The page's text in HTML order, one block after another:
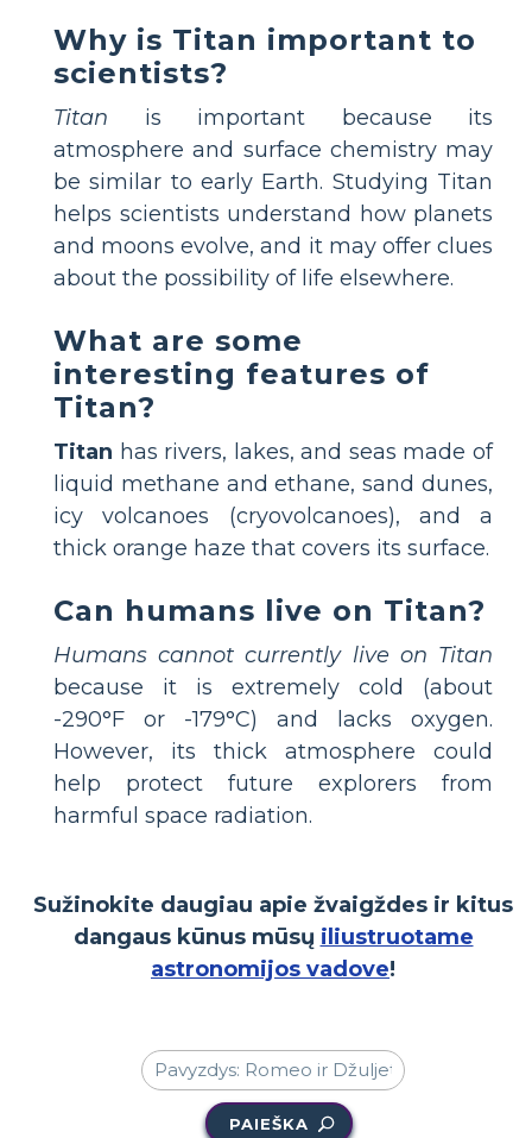
Why is Titan important to
scientists?
Titan is important because its
atmosphere and surface chemistry may
be similar to early Earth. Studying Titan
helps scientists understand how planets
and moons evolve, and it may offer clues
about the possibility of life elsewhere.
What are some
interesting features of
Titan?
Titan has rivers, lakes, and seas made of
liquid methane and ethane, sand dunes,
icy volcanoes (cryovolcanoes), and a
thick orange haze that covers its surface.
Can humans live on Titan?
Humans cannot currently live on Titan
because it is extremely cold (about
-290°F or -179°C) and lacks oxygen.
However, its thick atmosphere could
help protect future explorers from
harmful space radiation.
Sužinokite daugiau apie žvaigždes ir kitus
dangaus kūnus mūsų iliustruotame
astronomijos vadove!
PAIEŠKA